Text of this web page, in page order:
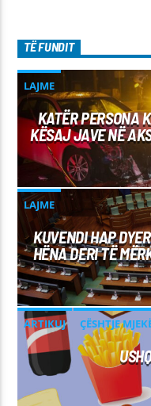
TË FUNDIT
LAJME
KATËR PERSONA
KËSAJ JAVE NË
LAJME
KUVENDI HAP
HËNA DERI TË
ARTIKUJ ÇËSHTJE